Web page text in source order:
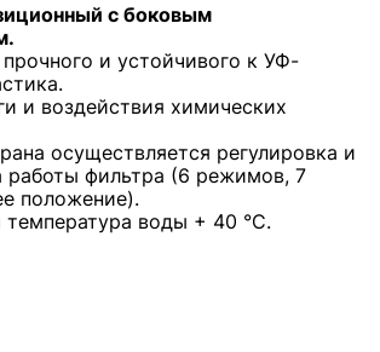
с боковым
прочного и устойчивого к УФ-
и воздействия химических
осуществляется регулировка и
фильтра (6 режимов, 7
положение).
воды + 40 °С.